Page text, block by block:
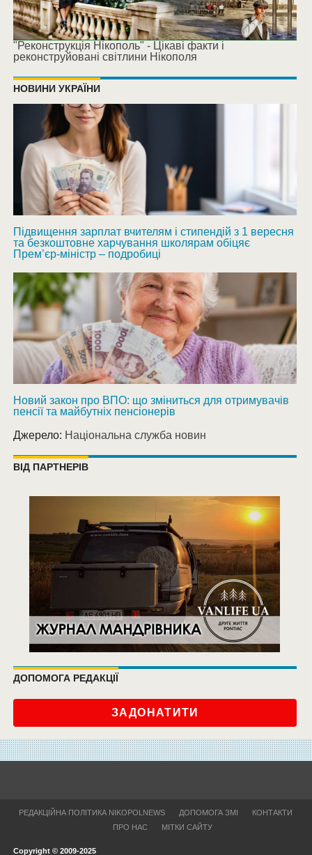
"Реконструкція Нікополь" - Цікаві факти і
реконструйовані світлини Нікополя
НОВИНИ УКРАЇНИ
Підвищення зарплат вчителям і стипендій з 1 вересня
та безкоштовне харчування школярам обіцяє
Прем’єр-міністр – подробиці
Новий закон про ВПО: що зміниться для отримувачів
пенсії та майбутніх пенсіонерів
Джерело: Національна служба новин
ВІД ПАРТНЕРІВ
ДОПОМОГА РЕДАКЦІЇ
ЗАДОНАТИТИ
РЕДАКЦІЙНА ПОЛІТИКА NIKOPOLNEWS ДОПОМОГА ЗМІ
КОНТАКТИ
ПРО НАС
МІТКИ САЙТУ
Copyright © 2009-2025